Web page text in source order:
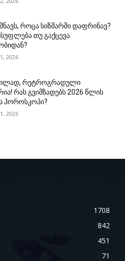
როცა სიზმარში დაფრინავ?
თუ გაქცევა
2026
რეტროგრადული
რას გვიმზადებს 2026 წლის
ჰოროსკოპი?
2026
1708
842
451
71